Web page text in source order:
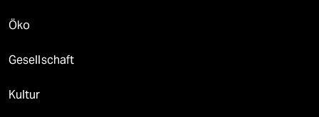
Öko
Gesellschaft
Kultur